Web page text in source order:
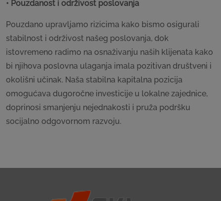
• Pouzdanost i održivost poslovanja
Pouzdano upravljamo rizicima kako bismo osigurali
stabilnost i održivost našeg poslovanja, dok
istovremeno radimo na osnaživanju naših klijenata kako
bi njihova poslovna ulaganja imala pozitivan društveni i
okolišni učinak. Naša stabilna kapitalna pozicija
omogućava dugoročne investicije u lokalne zajednice,
doprinosi smanjenju nejednakosti i pruža podršku
socijalno odgovornom razvoju.